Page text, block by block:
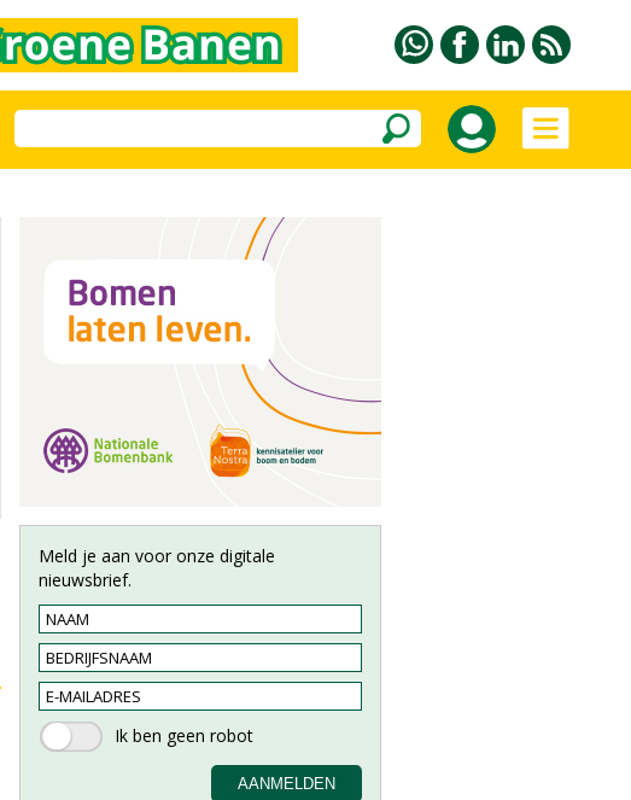
Meld je aan voor onze digitale
nieuwsbrief.